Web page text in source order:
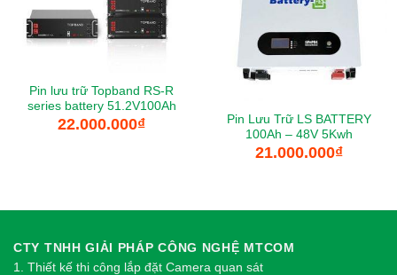
Pin lưu trữ Topband RS-R
series battery 51.2V100Ah
22.000.000₫
Pin Lưu Trữ LS BATTERY
100Ah – 48V 5Kwh
21.000.000₫
CTY TNHH GIẢI PHÁP CÔNG NGHỆ MTCOM
1. Thiết kế thi công lắp đặt Camera quan sát